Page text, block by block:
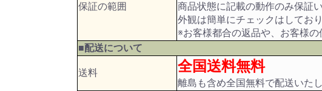
保証の範囲
商品状態に記載の動作のみ保証
外観は簡単にチェックはしてお
※お客様都合の返品や、お客様
■配送について
送料 全国送料無料
離島も含め全国無料で配送いたし